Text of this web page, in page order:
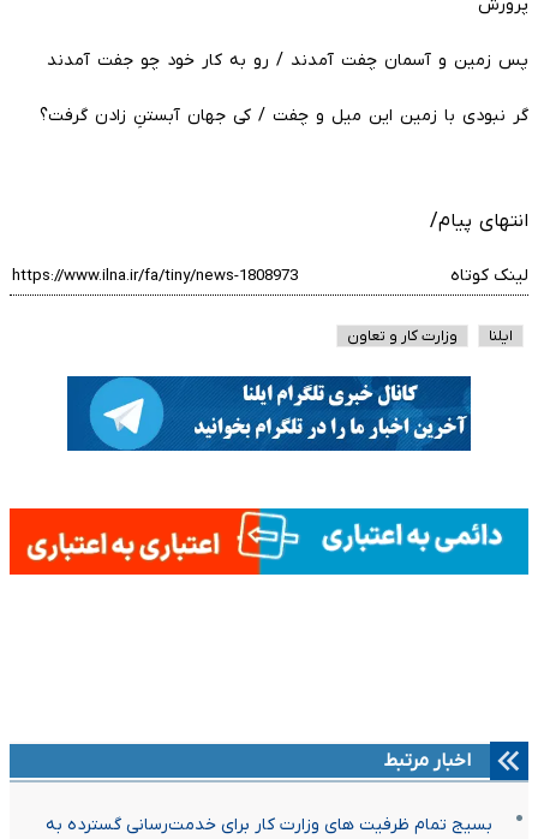
پرورش
پس زمین و آسمان چفت آمدند / رو به کار خود چو جفت آمدند
گر نبودی با زمین این میل و چفت / کی جهان آبستنِ زادن گرفت؟
انتهای پیام/
لینک کوتاه
ایلنا وزارت کار و تعاون
اخبار مرتبط
بسیج تمام ظرفیت های وزارت کار برای خدمت‌رسانی گسترده به